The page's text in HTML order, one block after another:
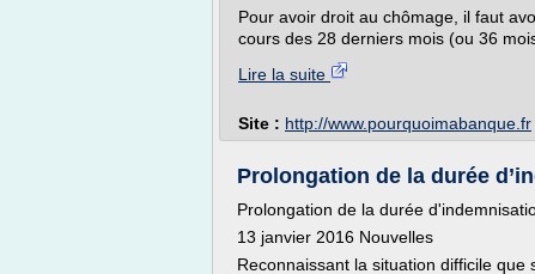
Pour avoir droit au chômage, il faut
cours des 28 derniers mois (ou 36 mois
Lire la suite
Site : http://www.pourquoimabanque.fr
Prolongation de la durée
Prolongation de la durée
13 janvier 2016 Nouvelles
Reconnaissant la situation difficile